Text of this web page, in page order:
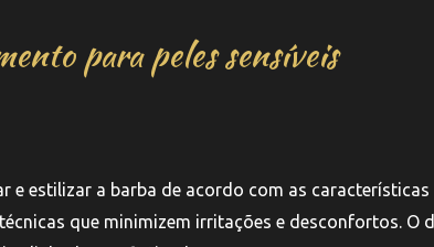
para peles sensíveis
e estilizar a barba de acordo com as
que minimizem irritações e desconfortos. O